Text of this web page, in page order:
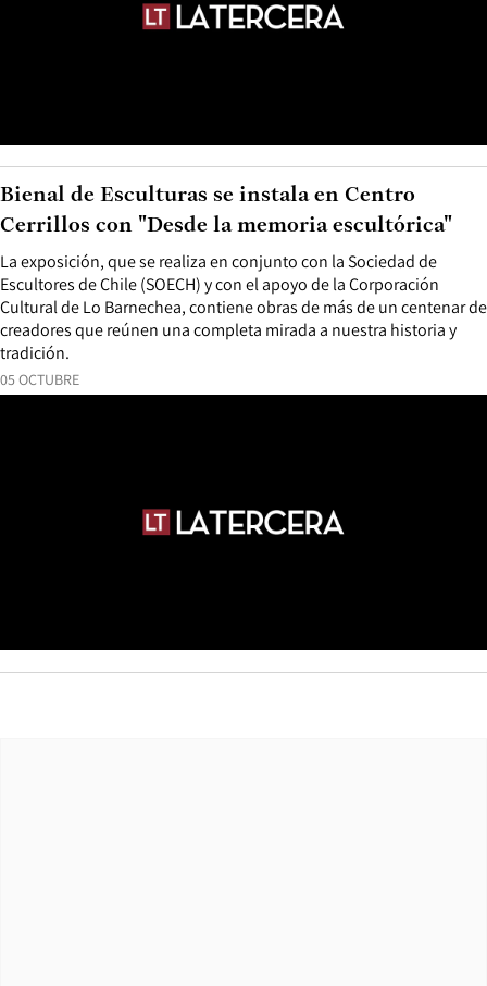
05 OCTUBRE
La exposición, que se realiza en conjunto con la Sociedad de
Escultores de Chile (SOECH) y con el apoyo de la Corporación
Cultural de Lo Barnechea, contiene obras de más de un centenar de
creadores que reúnen una completa mirada a nuestra historia y
tradición.
Bienal de Esculturas se instala en Centro
Cerrillos con "Desde la memoria escultórica"